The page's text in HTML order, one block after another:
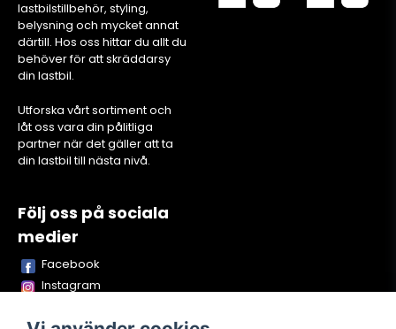
lastbilstillbehör, styling,
belysning och mycket annat
därtill. Hos oss hittar du allt du
behöver för att skräddarsy
din lastbil.
Utforska vårt sortiment och
låt oss vara din pålitliga
partner när det gäller att ta
din lastbil till nästa nivå.
Följ oss på sociala
medier
Facebook
Instagram